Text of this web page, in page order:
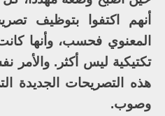
أنهم اكتفوا بتوظيف
المعنوي فحسب، وأنها
تكتيكية ليس أكثر. والأمر
هذه التصريحات
وصوب.